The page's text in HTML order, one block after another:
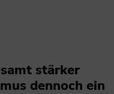
stärker
dennoch ein